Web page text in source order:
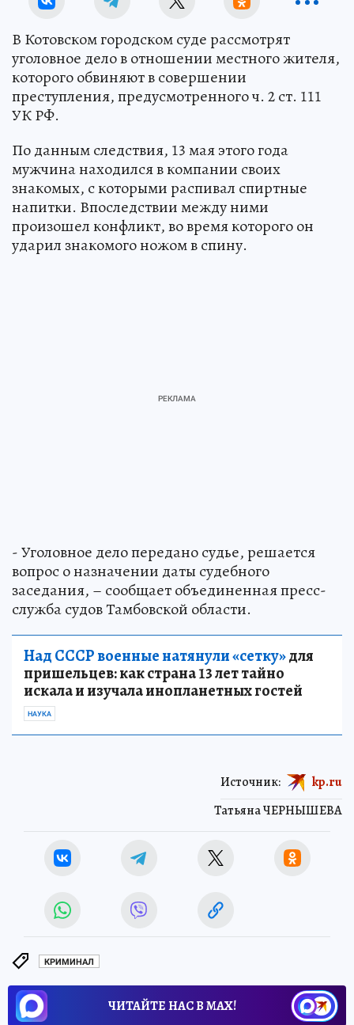
В Котовском городском суде рассмотрят
уголовное дело в отношении местного жителя,
которого обвиняют в совершении
преступления, предусмотренного ч. 2 ст. 111
УК РФ.
По данным следствия, 13 мая этого года
мужчина находился в компании своих
знакомых, с которыми распивал спиртные
напитки. Впоследствии между ними
произошел конфликт, во время которого он
ударил знакомого ножом в спину.
- Уголовное дело передано судье, решается
вопрос о назначении даты судебного
заседания, – сообщает объединенная пресс-
служба судов Тамбовской области.
Над СССР военные натянули «сетку»для
пришельцев: как страна 13 лет тайно
искала и изучала инопланетных гостей
НАУКА
Татьяна ЧЕРНЫШЕВА
Источник: kp.ru
КРИМИНАЛ
ЧИТАЙТЕ НАС В МАХ!